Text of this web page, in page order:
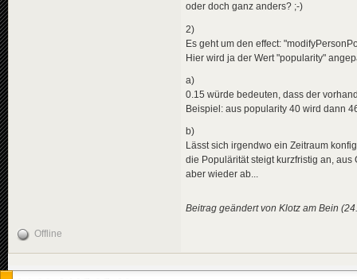
oder doch ganz anders? ;-)
2)
Es geht um den effect:
Hier wird ja der Wert "popularity"
a)
0.15 würde bedeuten, dass der
Beispiel: aus popularity 40 wird dann
b)
Lässt sich irgendwo ein Zeitraum
die Populärität steigt kurzfristig an,
aber wieder ab...
Beitrag geändert von Klotz am Bein
Offline